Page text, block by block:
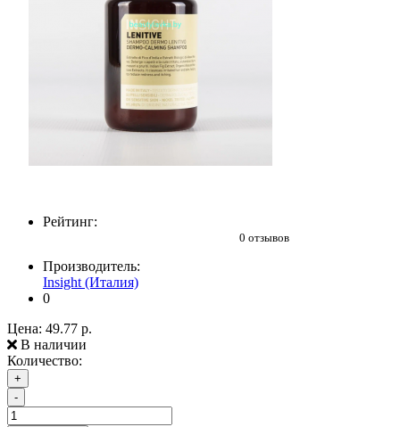
Рейтинг:
0 отзывов
Производитель:
Insight (Италия)
0
Цена: 49.77 р.
В наличии
Количество:
+
-